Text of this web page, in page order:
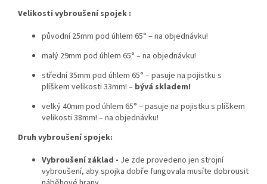
Velikosti vybroušení spojek :
původní 25mm pod úhlem 65° – na objednávku!
malý 29mm pod úhlem 65° – na objednávku!
střední 35mm pod úhlem 65° –pasuje na pojistku s
plíškem velikosti 33mm! – bývá skladem!
velký 40mm pod úhlem 65° – pasuje na pojistku s plíškem
velikosti 38mm! – na objednávku!
Druh vybroušení spojek:
Vybroušení základ - Je zde provedeno jen strojní
vybroušení, aby spojka dobře fungovala musíte dobrousit